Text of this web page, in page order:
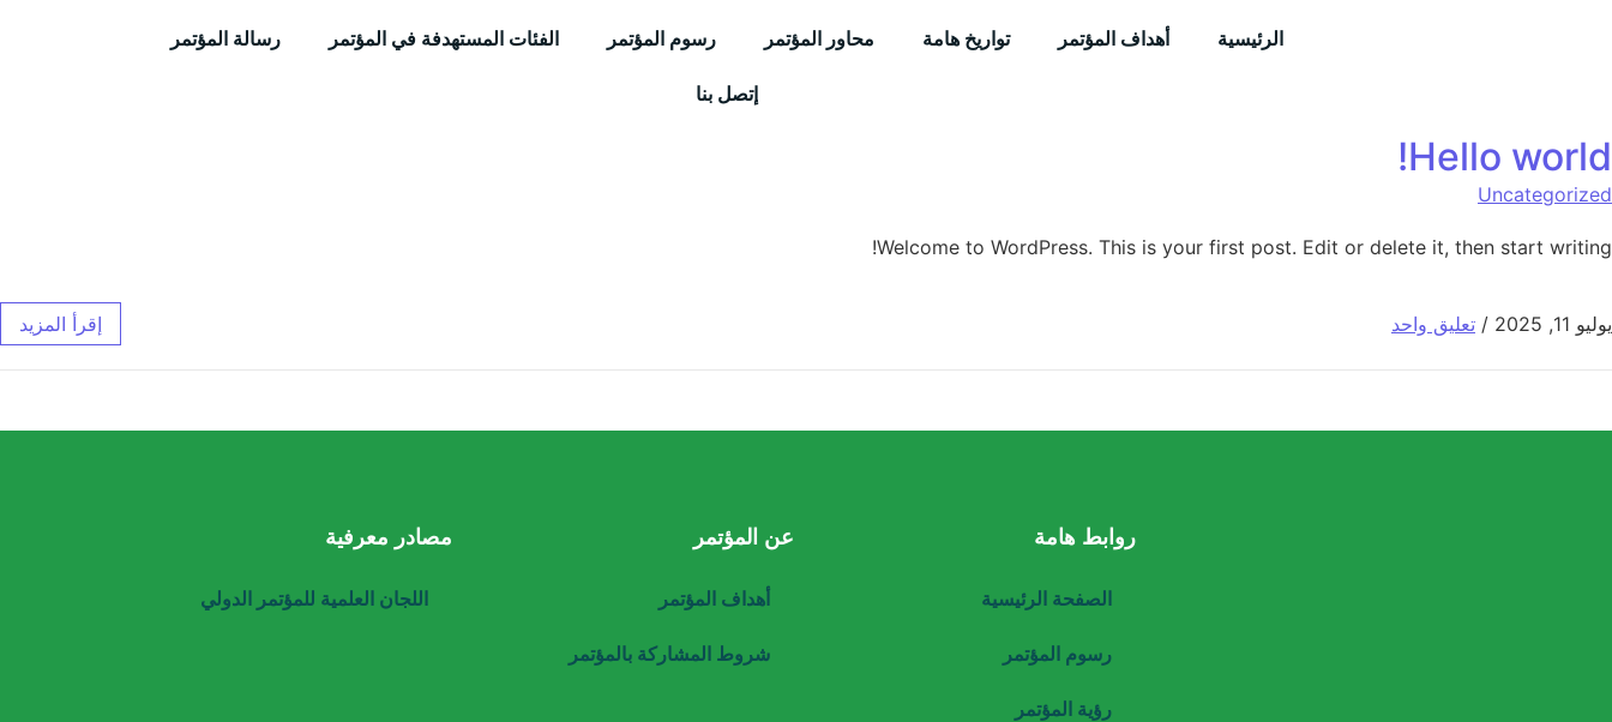
الرئيسية أهداف المؤتمر تواريخ هامة محاور المؤتمر رسوم المؤتمر الفئات المستهدفة في المؤتمر رسالة المؤتمر
إتصل بنا
Hello world!
Uncategorized
Welcome to WordPress. This is your first post. Edit or delete it, then start writing!
يوليو 11, 2025 / تعليق واحد إقرأ المزيد
روابط هامة
الصفحة الرئيسية
رسوم المؤتمر
رؤية المؤتمر
عن المؤتمر
أهداف المؤتمر
شروط المشاركة بالمؤتمر
مصادر معرفية
اللجان العلمية للمؤتمر الدولي